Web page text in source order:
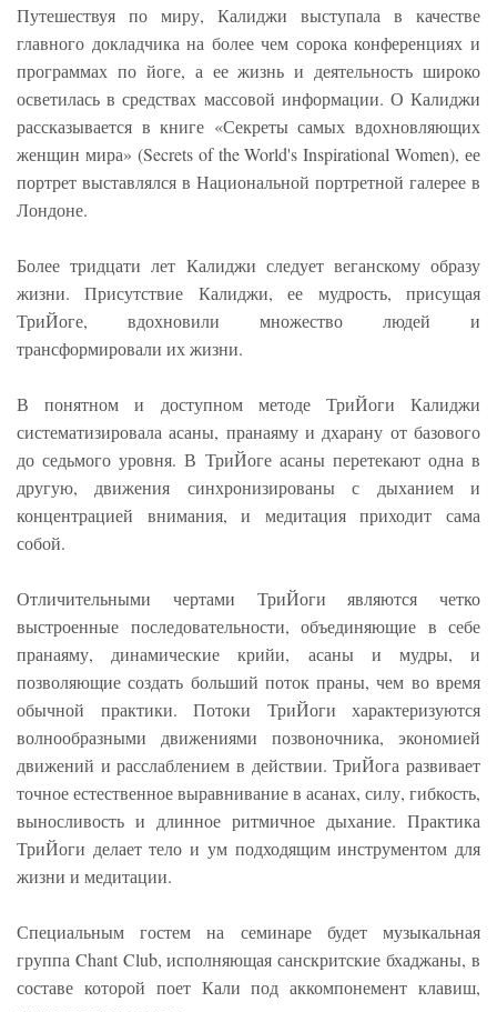
Путешествуя по миру, Калиджи выступала в качестве
главного докладчика на более чем сорока конференциях и
программах по йоге, а ее жизнь и деятельность широко
осветилась в средствах массовой информации. О Калиджи
рассказывается в книге «Секреты самых вдохновляющих
женщин мира» (Secrets of the World's Inspirational Women), ее
портрет выставлялся в Национальной портретной галерее в
Лондоне.
Более тридцати лет Калиджи следует веганскому образу
жизни. Присутствие Калиджи, ее мудрость, присущая
ТриЙоге, вдохновили множество людей и
трансформировали их жизни.
В понятном и доступном методе ТриЙоги Калиджи
систематизировала асаны, пранаяму и дхарану от базового
до седьмого уровня. В ТриЙоге асаны перетекают одна в
другую, движения синхронизированы с дыханием и
концентрацией внимания, и медитация приходит сама
собой.
Отличительными чертами ТриЙоги являются четко
выстроенные последовательности, объединяющие в себе
пранаяму, динамические крийи, асаны и мудры, и
позволяющие создать больший поток праны, чем во время
обычной практики. Потоки ТриЙоги характеризуются
волнообразными движениями позвоночника, экономией
движений и расслаблением в действии. ТриЙога развивает
точное естественное выравнивание в асанах, силу, гибкость,
выносливость и длинное ритмичное дыхание. Практика
ТриЙоги делает тело и ум подходящим инструментом для
жизни и медитации.
Специальным гостем на семинаре будет музыкальная
группа Chant Club, исполняющая санскритские бхаджаны, в
составе которой поет Кали под аккомпонемент клавиш,